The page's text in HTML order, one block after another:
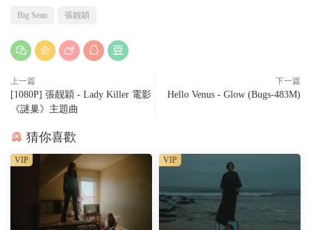
Big Sean 張靓穎
上一篇
[1080P] 張靓穎 - Lady Killer 電影
《謎巢》主題曲
下一篇
Hello Venus - Glow (Bugs-483M)
猜你喜歡
VIP VIP